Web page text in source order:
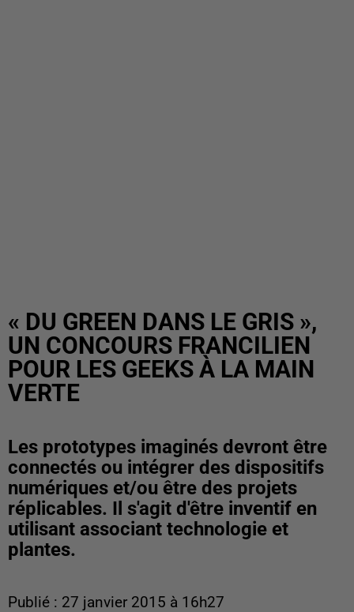
« DU GREEN DANS LE GRIS »,
UN CONCOURS FRANCILIEN
POUR LES GEEKS À LA MAIN
VERTE
Les prototypes imaginés devront être
connectés ou intégrer des dispositifs
numériques et/ou être des projets
réplicables. Il s'agit d'être inventif en
utilisant associant technologie et
plantes.
Publié : 27 janvier 2015 à 16h27